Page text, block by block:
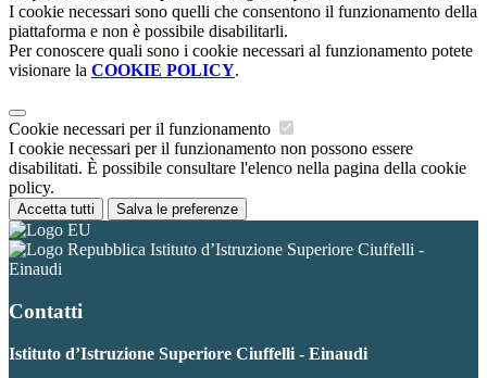
I cookie necessari sono quelli che consentono il funzionamento della
piattaforma e non è possibile disabilitarli.
Per conoscere quali sono i cookie necessari al funzionamento potete
visionare la COOKIE POLICY.
Cookie necessari per il funzionamento
I cookie necessari per il funzionamento non possono essere
disabilitati. È possibile consultare l'elenco nella pagina della cookie
policy.
Accetta tutti Salva le preferenze
Istituto d’Istruzione Superiore Ciuffelli -
Einaudi
Contatti
Istituto d’Istruzione Superiore Ciuffelli - Einaudi